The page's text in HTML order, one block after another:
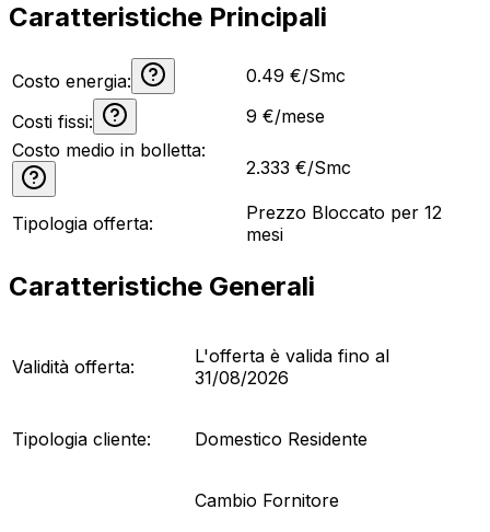
Caratteristiche Principali
Costo energia: 0.49 €/Smc
Costi fissi: 9 €/mese
Costo medio in bolletta:
2.333 €/Smc
Tipologia offerta:
Prezzo Bloccato per 12
mesi
Caratteristiche Generali
Validità offerta:
L'offerta è valida fino al
31/08/2026
Tipologia cliente: Domestico Residente
Cambio Fornitore